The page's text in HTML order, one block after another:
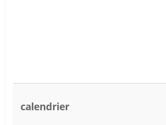
calendrier